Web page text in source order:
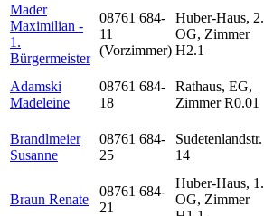
Mader
Maximilian -
1.
Bürgermeister
08761 684-
11
(Vorzimmer)
Huber-Haus, 2.
OG, Zimmer
H2.1
Adamski
Madeleine
08761 684-
18
Rathaus, EG,
Zimmer R0.01
Brandlmeier
Susanne
08761 684-
25
Sudetenlandstr.
14
Braun Renate
08761 684-
21
Huber-Haus, 1.
OG, Zimmer